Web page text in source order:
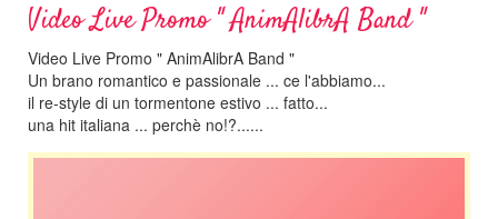
Video Live Promo " AnimAlibrA Band "
Video Live Promo " AnimAlibrA Band "
Un brano romantico e passionale ... ce l'abbiamo...
il re-style di un tormentone estivo ... fatto...
una hit italiana ... perchè no!?......